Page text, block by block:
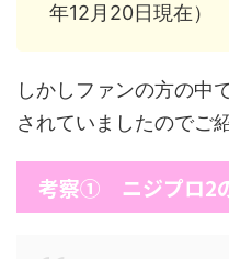
年12月20日現在）
しかしファンの方の中
されていましたのでご
考察① ニジプロ2